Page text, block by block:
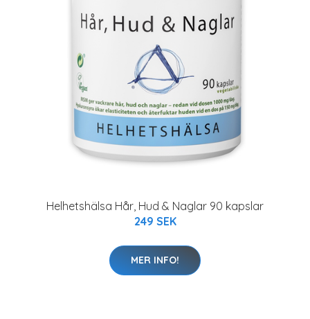
Helhetshälsa Hår, Hud & Naglar 90 kapslar
249 SEK
MER INFO!